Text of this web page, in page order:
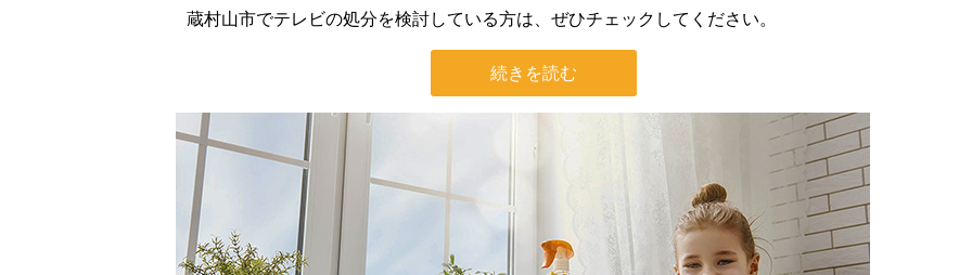
蔵村山市でテレビの処分を検討している方は、ぜひチェックしてください。
続きを読む